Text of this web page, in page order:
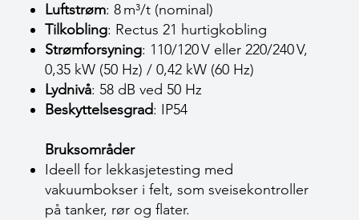
Luftstrøm: 8 m³/t (nominal)
Tilkobling: Rectus 21 hurtigkobling
Strømforsyning: 110/120 V eller 220/240 V,
0,35 kW (50 Hz) / 0,42 kW (60 Hz)
Lydnivå: 58 dB ved 50 Hz
Beskyttelsesgrad: IP54
Bruksområder
Ideell for lekkasjetesting med
vakuumbokser i felt, som sveisekontroller
på tanker, rør og flater.